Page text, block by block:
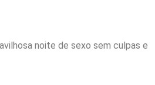
noite de sexo sem culpas e